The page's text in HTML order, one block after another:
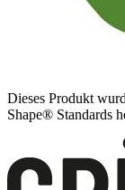
Dieses Produkt
Shape® Standards